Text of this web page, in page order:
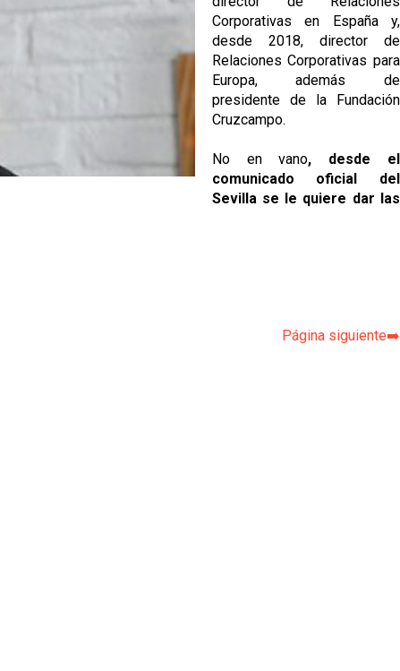
Corporativas en España y,
desde 2018, director de
Relaciones Corporativas para
Europa, además de
presidente de la Fundación
Cruzcampo.
No en vano, desde el
comunicado oficial del
Sevilla se le quiere dar las
Página siguiente➡️